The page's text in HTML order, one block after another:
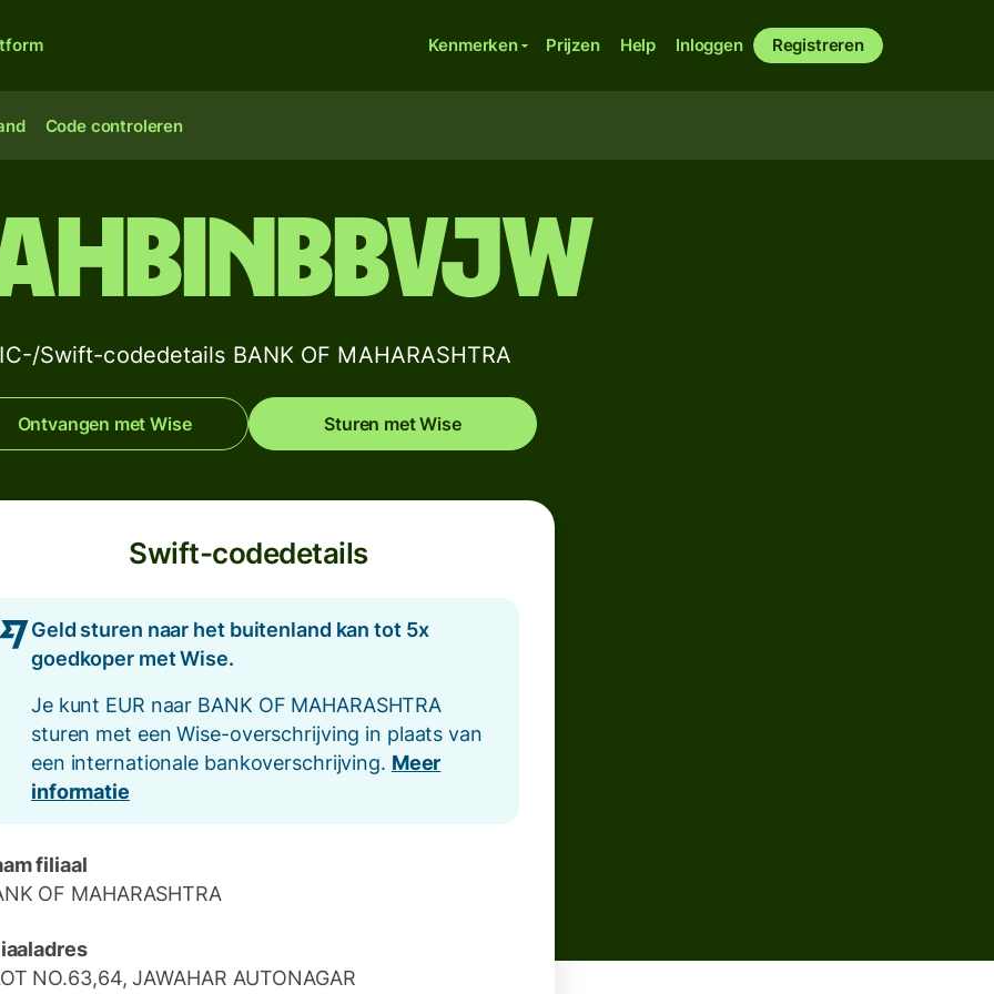
Kenmerken Prijzen Help Inloggen Registreren
Code controleren
Swift-codedetails BANK OF MAHARASHTRA
Ontvangen met Wise Sturen met Wise
Swift-codedetails
Geld sturen naar het buitenland kan tot 5x
goedkoper met Wise.
Je kunt EUR naar BANK OF MAHARASHTRA
sturen met een Wise-overschrijving in plaats van
een internationale bankoverschrijving. Meer
informatie
filiaal
OF MAHARASHTRA
NO.63,64, JAWAHAR AUTONAGAR